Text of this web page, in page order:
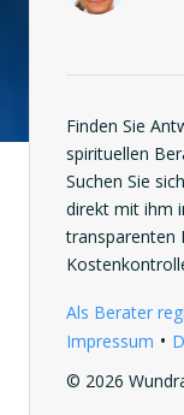
Finden Sie
spirituellen
Suchen Sie
direkt mit ihm
transparenten
Als Berater
Impressum •
© 2026